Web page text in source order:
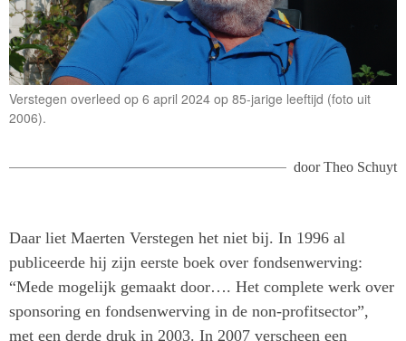
Verstegen overleed op 6 april 2024 op 85-jarige leeftijd (foto uit
2006).
doorTheo Schuyt
Daar liet Maerten Verstegen het niet bij. In 1996 al
publiceerde hij zijn eerste boek over fondsenwerving:
“Mede mogelijk gemaakt door…. Het complete werk over
sponsoring en fondsenwerving in de non-profitsector”,
met een derde druk in 2003. In 2007 verscheen een